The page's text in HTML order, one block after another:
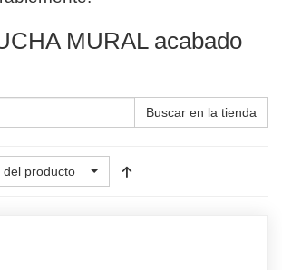
MURAL acabado
Buscar en la tienda
del producto